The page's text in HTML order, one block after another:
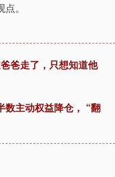
。
爸走了，只想知道他
数主动权益降仓， “翻